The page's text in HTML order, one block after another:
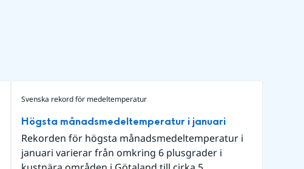
Svenska rekord för medeltemperatur
Högsta månadsmedeltemperatur i januari
Rekorden för högsta månadsmedeltemperatur i
januari varierar från omkring 6 plusgrader i